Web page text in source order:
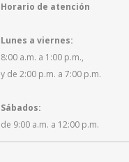
Horario de atención
Lunes a viernes:
8:00 a.m. a 1:00 p.m.,
y de 2:00 p.m. a 7:00 p.m.
Sábados:
de 9:00 a.m. a 12:00 p.m.